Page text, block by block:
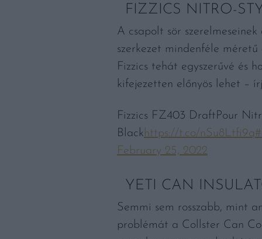
FIZZICS NITRO-
A csapolt sör
szerkezet mindenféle
Fizzics tehát egyszerűvé és
kifejezetten előnyös lehet –
Fizzics FZ403 DraftPour
Black https://t.co/nSu8Ltfi9q
February 25, 2022
YETI CAN
Semmi sem rosszabb, mint
problémát a Collster Can